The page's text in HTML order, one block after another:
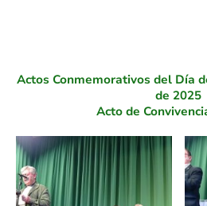
Actos Conmemorativos del Día
de 2025
Acto de